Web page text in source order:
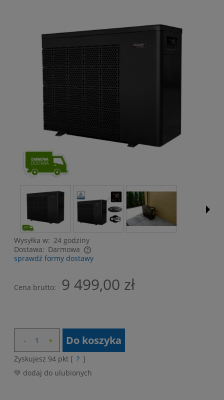
Wysyłka w: 24 godziny
Dostawa: Darmowa
Cena nie zawiera ewentualnych kosztów płatności
sprawdź formy dostawy
Cena brutto: 9 499,00 zł
Do koszyka
Zyskujesz 94 pkt [ ? ]
💚 dodaj do ulubionych